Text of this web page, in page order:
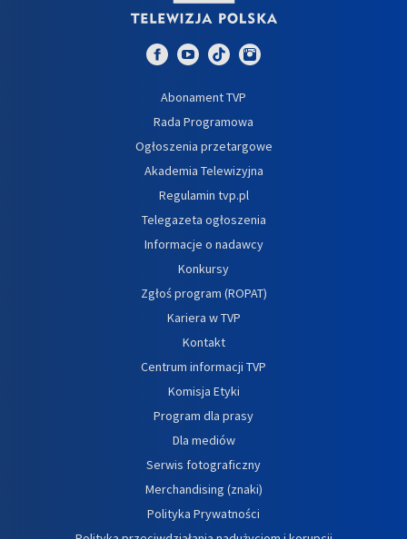
Abonament TVP
Rada Programowa
Ogłoszenia przetargowe
Akademia Telewizyjna
Regulamin tvp.pl
Telegazeta ogłoszenia
Informacje o nadawcy
Konkursy
Zgłoś program (ROPAT)
Kariera w TVP
Kontakt
Centrum informacji TVP
Komisja Etyki
Program dla prasy
Dla mediów
Serwis fotograficzny
Merchandising (znaki)
Polityka Prywatności